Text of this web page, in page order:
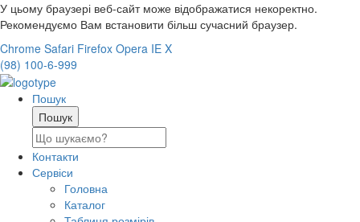
У цьому браузері веб-сайт може відображатися некоректно.
Рекомендуємо Вам встановити більш сучасний браузер.
Chrome Safari Firefox Opera IE X
(98) 100-6-999
Пошук
Контакти
Сервіси
Головна
Каталог